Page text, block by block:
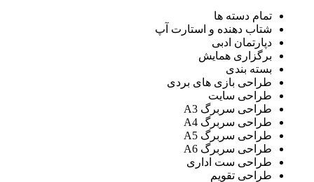
تمام دسته ها
شتاب دهنده و استارت آپ
دپارتمان ادبی
برگزاری همایش
بسته بندی
طراحی بازی های بردی
طراحی سایت
طراحی سربرگ A3
طراحی سربرگ A4
طراحی سربرگ A5
طراحی سربرگ A6
طراحی ست اداری
طراحی تقویم